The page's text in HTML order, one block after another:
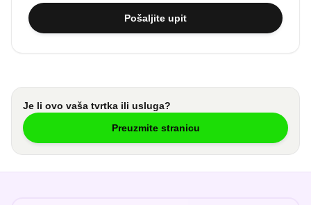
Pošaljite upit
Je li ovo vaša tvrtka ili usluga?
Preuzmite stranicu